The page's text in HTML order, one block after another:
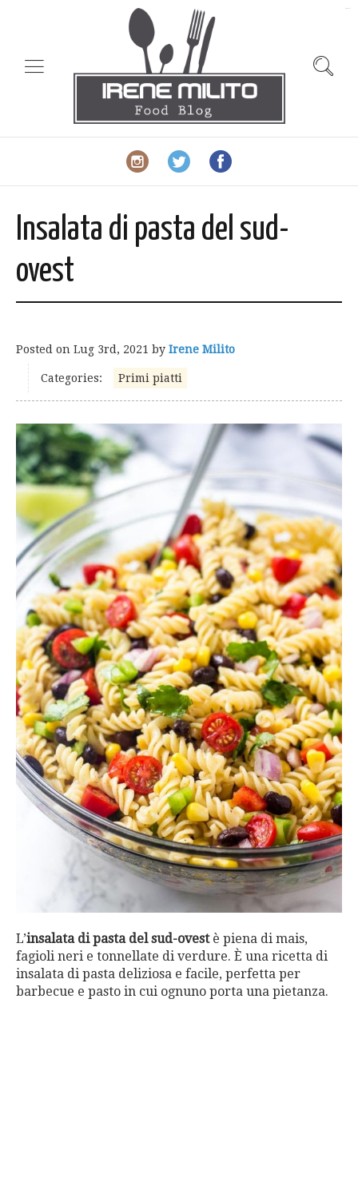
Insalata di pasta del sud-
ovest
Posted on Lug 3rd, 2021 by Irene Milito
Categories: Primi piatti
L’insalata di pasta del sud-ovestè piena di mais,
fagioli neri e tonnellate di verdure. È una ricetta di
insalata di pasta deliziosa e facile, perfetta per
barbecue e pasto in cui ognuno porta una pietanza.